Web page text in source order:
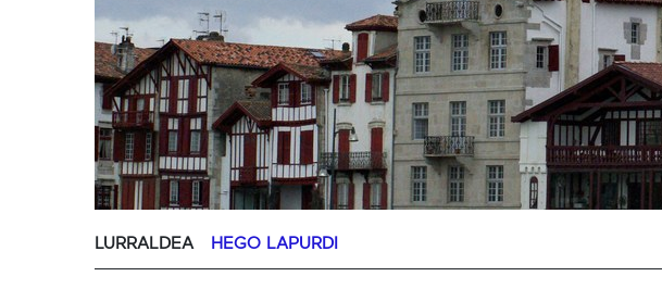
LURRALDEA HEGO LAPURDI